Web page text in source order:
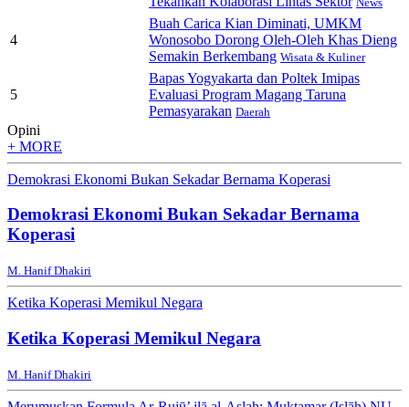
4
Buah Carica Kian Diminati, UMKM
Wonosobo Dorong Oleh-Oleh Khas Dieng
Semakin Berkembang Wisata & Kuliner
5
Bapas Yogyakarta dan Poltek Imipas
Evaluasi Program Magang Taruna
Pemasyarakan Daerah
Opini
+ MORE
Demokrasi Ekonomi Bukan Sekadar Bernama Koperasi
Demokrasi Ekonomi Bukan Sekadar Bernama
Koperasi
M. Hanif Dhakiri
Ketika Koperasi Memikul Negara
Ketika Koperasi Memikul Negara
M. Hanif Dhakiri